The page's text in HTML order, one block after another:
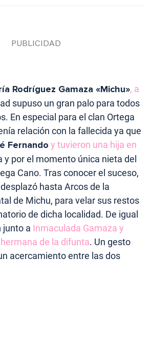
Rodríguez Gamaza «Michu», a
supuso un gran palo para todos
En especial para el clan Ortega
relación con la fallecida ya que
Fernando y tuvieron una hija en
y por el momento única nieta del
Cano. Tras conocer el suceso,
hasta Arcos de la
de Michu, para velar sus restos
de dicha localidad. De igual
junto a Inmaculada Gamaza y
de la difunta. Un gesto
acercamiento entre las dos